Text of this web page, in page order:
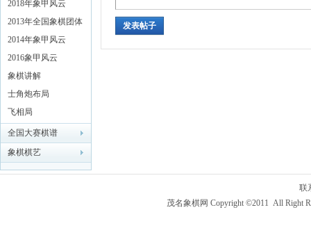
联赛特辑
2018年象甲风云
2013年全国象棋团体
赛
2014年象甲风云
2016象甲风云
象棋讲解
士角炮布局
飞相局
全国大赛棋谱
象棋棋艺
发表帖子
联
茂名象棋网 Copyright ©2011 All Right